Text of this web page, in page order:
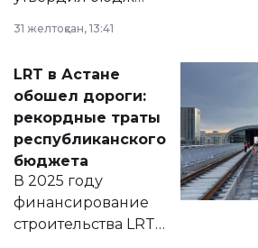
2028 годы.
документ
появился в базе
нормативных
правовых актов и
на сайте маслихат
города.
31 желтоқсан, 13:41
LRT в Астане
обошел дороги:
рекордные траты
республиканского
бюджета
В 2025 году
финансирование
строительства LRT